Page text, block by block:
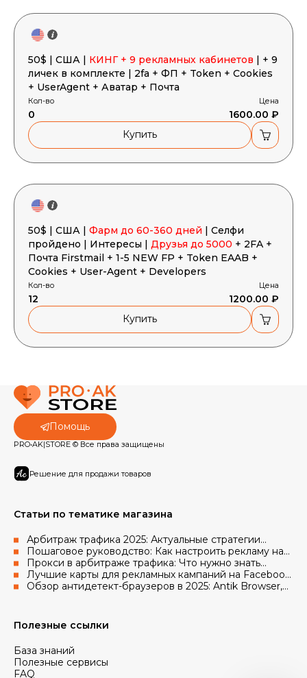
50$ | США | КИНГ + 9 рекламных кабинетов | + 9
личек в комплекте | 2fa + ФП + Token + Cookies
+ UserAgent + Аватар + Почта
Кол-во
0
Цена
1600.00 ₽
Купить
50$ | США | Фарм до 60-360 дней | Селфи
пройдено | Интересы | Друзья до 5000 + 2FA +
Почта Firstmail + 1-5 NEW FP + Token EAAB +
Cookies + User-Agent + Developers
Кол-во
12
Цена
1200.00 ₽
Купить
Помощь
PRO•AK|STORE © Все права защищены
Решение для продажи товаров
Статьи по тематике магазина
Арбитраж трафика 2025: Актуальные стратегии
работы с рекламными аккаунтами Facebook и Google
Пошаговое руководство: Как настроить рекламу на
Facebook с использованием аккаунтов и прокси
Прокси в арбитраже трафика: Что нужно знать
новичкам в 2025 году
Лучшие карты для рекламных кампаний на Facebook
в 2025 году
Обзор антидетект-браузеров в 2025: Antik Browser,
Полезные ссылки
База знаний
Полезные сервисы
FAQ